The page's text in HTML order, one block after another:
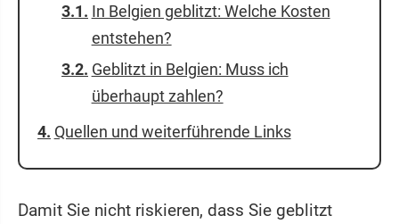
In Belgien geblitzt: Welche Kosten
entstehen?
Geblitzt in Belgien: Muss ich
überhaupt zahlen?
Quellen und weiterführende Links
Damit Sie nicht riskieren, dass Sie geblitzt